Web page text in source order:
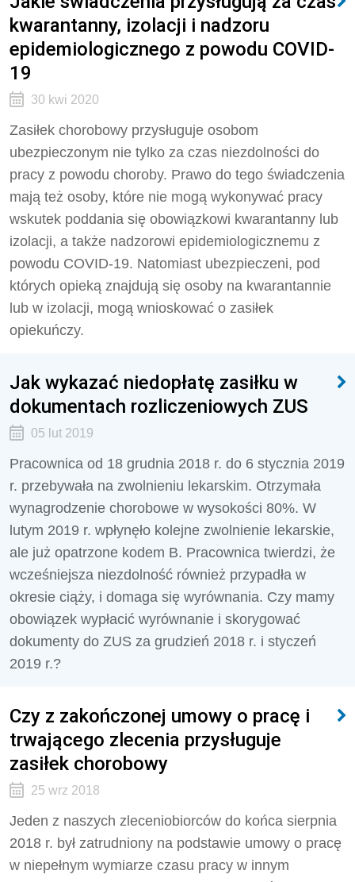
kwarantanny, izolacji i nadzoru
epidemiologicznego z powodu COVID-
19
30 kwi 2020
Zasiłek chorobowy przysługuje osobom
ubezpieczonym nie tylko za czas niezdolności do
pracy z powodu choroby. Prawo do tego świadczenia
mają też osoby, które nie mogą wykonywać pracy
wskutek poddania się obowiązkowi kwarantanny lub
izolacji, a także nadzorowi epidemiologicznemu z
powodu COVID-19. Natomiast ubezpieczeni, pod
których opieką znajdują się osoby na kwarantannie
lub w izolacji, mogą wnioskować o zasiłek
opiekuńczy.
Jak wykazać niedopłatę zasiłku w
dokumentach rozliczeniowych ZUS
05 lut 2019
Pracownica od 18 grudnia 2018 r. do 6 stycznia 2019
r. przebywała na zwolnieniu lekarskim. Otrzymała
wynagrodzenie chorobowe w wysokości 80%. W
lutym 2019 r. wpłynęło kolejne zwolnienie lekarskie,
ale już opatrzone kodem B. Pracownica twierdzi, że
wcześniejsza niezdolność również przypadła w
okresie ciąży, i domaga się wyrównania. Czy mamy
obowiązek wypłacić wyrównanie i skorygować
dokumenty do ZUS za grudzień 2018 r. i styczeń
2019 r.?
Czy z zakończonej umowy o pracę i
trwającego zlecenia przysługuje
zasiłek chorobowy
25 wrz 2018
Jeden z naszych zleceniobiorców do końca sierpnia
2018 r. był zatrudniony na podstawie umowy o pracę
w niepełnym wymiarze czasu pracy w innym